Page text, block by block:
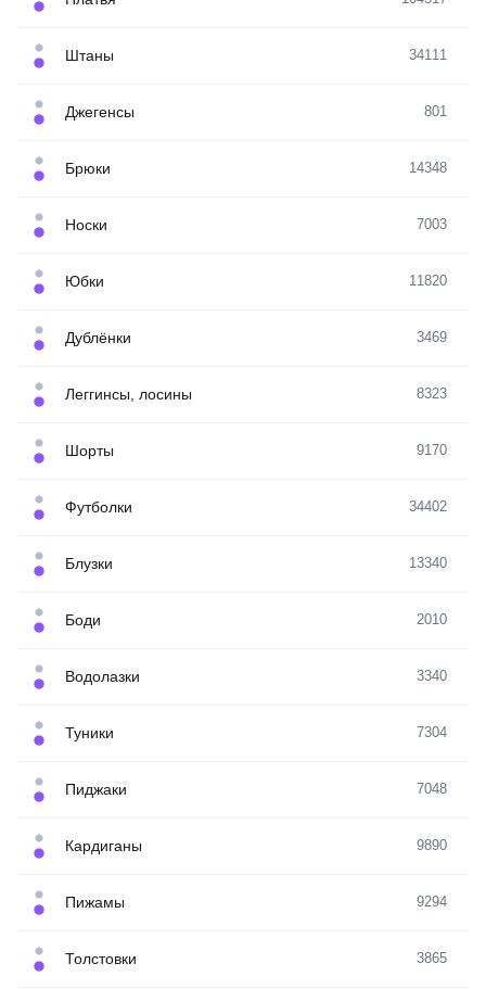
Штаны 34111
Джегенсы 801
Брюки 14348
Носки 7003
Юбки 11820
Дублёнки 3469
Леггинсы, лосины 8323
Шорты 9170
Футболки 34402
Блузки 13340
Боди 2010
Водолазки 3340
Туники 7304
Пиджаки 7048
Кардиганы 9890
Пижамы 9294
Толстовки 3865